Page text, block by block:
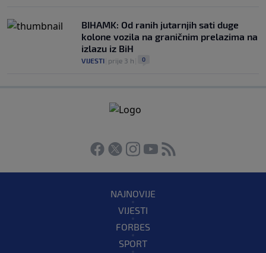
BIHAMK: Od ranih jutarnjih sati duge
kolone vozila na graničnim prelazima na
izlazu iz BiH
VIJESTI prije 3 h 0
NAJNOVIJE
VIJESTI
FORBES
SPORT